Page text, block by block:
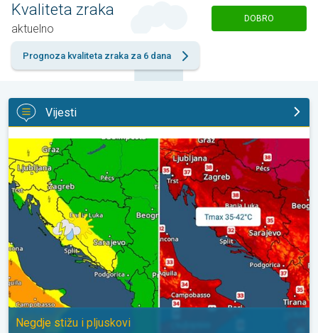
Kvaliteta zraka
aktuelno
DOBRO
Prognoza kvaliteta zraka za 6 dana
Vijesti
Vrhunac toplinskog vala. Svježije u petak. Negdje stižu i
Negdje stižu i pljuskovi